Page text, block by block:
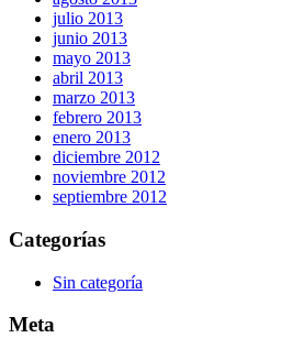
julio 2013
junio 2013
mayo 2013
abril 2013
marzo 2013
febrero 2013
enero 2013
diciembre 2012
noviembre 2012
septiembre 2012
Categorías
Sin categoría
Meta